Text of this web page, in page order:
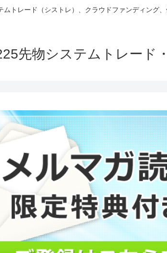
ムトレード（シストレ）、クラウドファンディング
先物システムトレード